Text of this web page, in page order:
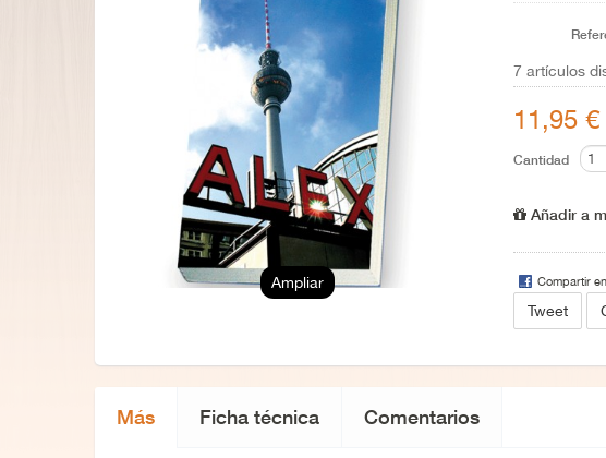
Ampliar
7 artículos
11,95 €
Cantidad
Añadir a
Compartir
Tweet
Más Ficha técnica Comentarios